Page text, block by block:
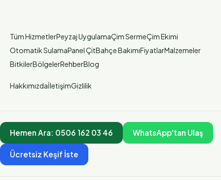
Tüm HizmetlerPeyzaj UygulamaÇim SermeÇim Ekimi
Otomatik SulamaPanel ÇitBahçe BakımıFiyatlarMalzemeler
BitkilerBölgelerRehberBlog
HakkımızdaİletişimGizlilik
Hemen Ara: 0506 162 03 46 WhatsApp'tan Ulaş
Ücretsiz Keşif İste